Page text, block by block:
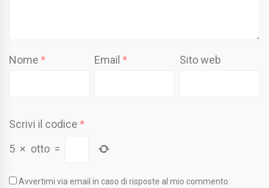
Nome * Email* Sito web
Scrivi il codice *
5 × otto =
Avvertimi via email in caso di risposte al mio commento.